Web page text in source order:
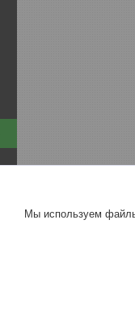
Мы используем